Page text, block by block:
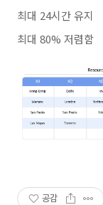
최대 24시간 유지
최대 80% 저렴함
공감